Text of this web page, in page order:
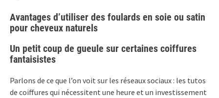
Avantages d’utiliser des foulards en soie ou satin
pour cheveux naturels
Un petit coup de gueule sur certaines coiffures
fantaisistes
Parlons de ce que l’on voit sur les réseaux sociaux : les tutos
de coiffures qui nécessitent une heure et un investissement